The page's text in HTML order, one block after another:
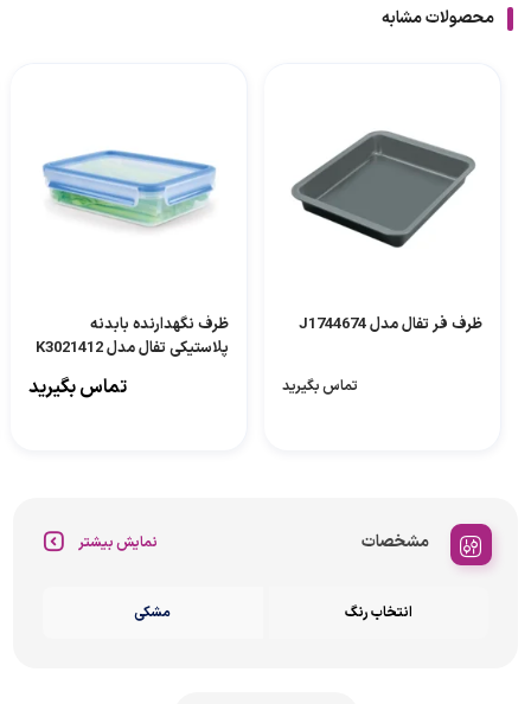
محصولات مشابه
ظرف فر تفال مدل J1744674
تماس بگیرید
ظرف نگهدارنده بابدنه
پلاستیکی تفال مدل K3021412
مناسب برای قرار دادن در فریزر
تماس بگیرید
مشخصات نمایش بیشتر
انتخاب رنگ مشکی